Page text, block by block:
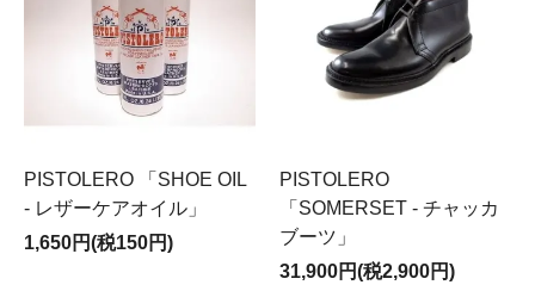
PISTOLERO 「SHOE OIL
- レザーケアオイル」
1,650円(税150円)
PISTOLERO
「SOMERSET - チャッカ
ブーツ」
31,900円(税2,900円)